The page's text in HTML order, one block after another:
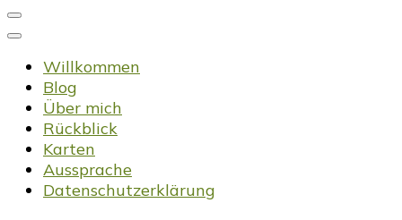
Willkommen
Blog
Über mich
Rückblick
Karten
Aussprache
Datenschutzerklärung